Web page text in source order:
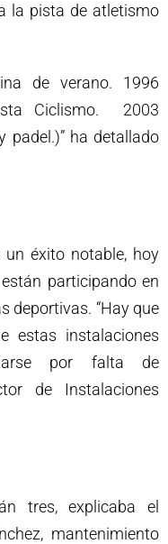
la pista de atletismo
de verano. 1996
Ciclismo. 2003
padel.)” ha detallado
éxito notable, hoy
participando en
deportivas. “Hay que
estas instalaciones
por falta de
de Instalaciones
tres, explicaba el
mantenimiento